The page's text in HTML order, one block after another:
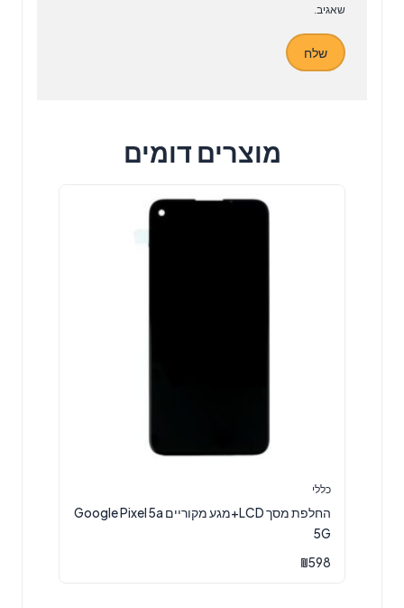
שאגיב.
מוצרים דומים
כללי
החלפת מסך LCD+מגע מקוריים Google Pixel 5a
5G
₪598